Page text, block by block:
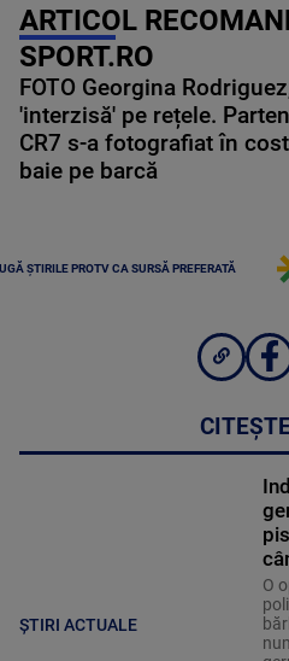
ARTICOL
SPORT.RO
FOTO Georgina
'interzisă' pe rețele.
CR7 s-a fotografiat în
baie pe barcă
ȘTIRILE PROTV CA SURSĂ PREFERATĂ
ȘTIRI ACTUALE
O